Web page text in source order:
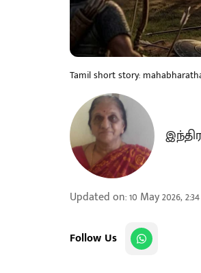
Tamil short story:
Updated on:10 May 2026,
Follow Us